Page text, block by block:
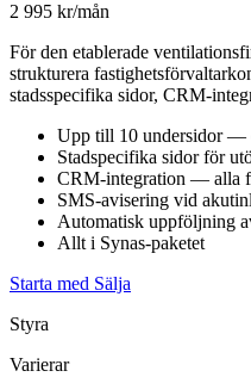
2 995 kr/mån
För den etablerade
strukturera
stadsspecifika sidor, CRM-
Upp till 10 undersidor —
Stadspecifika sidor för
CRM-integration — alla
SMS-avisering vid
Automatisk uppföljning
Allt i Synas-paketet
Starta med Sälja
Styra
Varierar